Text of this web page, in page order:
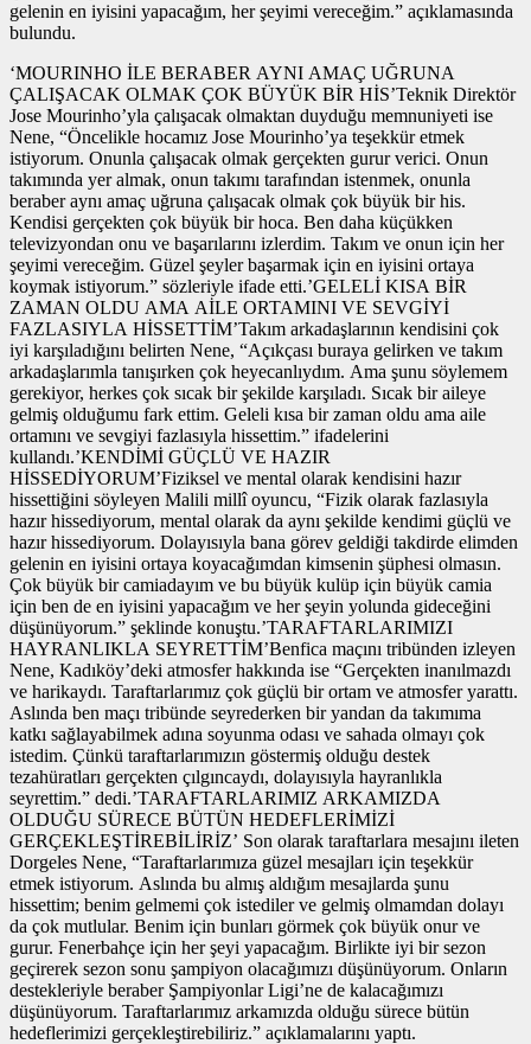
gelenin en iyisini yapacağım, her şeyimi vereceğim.” açıklamasında
bulundu.
‘MOURINHO İLE BERABER AYNI AMAÇ UĞRUNA
ÇALIŞACAK OLMAK ÇOK BÜYÜK BİR HİS’Teknik Direktör
Jose Mourinho’yla çalışacak olmaktan duyduğu memnuniyeti ise
Nene, “Öncelikle hocamız Jose Mourinho’ya teşekkür etmek
istiyorum. Onunla çalışacak olmak gerçekten gurur verici. Onun
takımında yer almak, onun takımı tarafından istenmek, onunla
beraber aynı amaç uğruna çalışacak olmak çok büyük bir his.
Kendisi gerçekten çok büyük bir hoca. Ben daha küçükken
televizyondan onu ve başarılarını izlerdim. Takım ve onun için her
şeyimi vereceğim. Güzel şeyler başarmak için en iyisini ortaya
koymak istiyorum.” sözleriyle ifade etti.’GELELİ KISA BİR
ZAMAN OLDU AMA AİLE ORTAMINI VE SEVGİYİ
FAZLASIYLA HİSSETTİM’Takım arkadaşlarının kendisini çok
iyi karşıladığını belirten Nene, “Açıkçası buraya gelirken ve takım
arkadaşlarımla tanışırken çok heyecanlıydım. Ama şunu söylemem
gerekiyor, herkes çok sıcak bir şekilde karşıladı. Sıcak bir aileye
gelmiş olduğumu fark ettim. Geleli kısa bir zaman oldu ama aile
ortamını ve sevgiyi fazlasıyla hissettim.” ifadelerini
kullandı.’KENDİMİ GÜÇLÜ VE HAZIR
HİSSEDİYORUM’Fiziksel ve mental olarak kendisini hazır
hissettiğini söyleyen Malili millî oyuncu, “Fizik olarak fazlasıyla
hazır hissediyorum, mental olarak da aynı şekilde kendimi güçlü ve
hazır hissediyorum. Dolayısıyla bana görev geldiği takdirde elimden
gelenin en iyisini ortaya koyacağımdan kimsenin şüphesi olmasın.
Çok büyük bir camiadayım ve bu büyük kulüp için büyük camia
için ben de en iyisini yapacağım ve her şeyin yolunda gideceğini
düşünüyorum.” şeklinde konuştu.’TARAFTARLARIMIZI
HAYRANLIKLA SEYRETTİM’Benfica maçını tribünden izleyen
Nene, Kadıköy’deki atmosfer hakkında ise “Gerçekten inanılmazdı
ve harikaydı. Taraftarlarımız çok güçlü bir ortam ve atmosfer yarattı.
Aslında ben maçı tribünde seyrederken bir yandan da takımıma
katkı sağlayabilmek adına soyunma odası ve sahada olmayı çok
istedim. Çünkü taraftarlarımızın göstermiş olduğu destek
tezahüratları gerçekten çılgıncaydı, dolayısıyla hayranlıkla
seyrettim.” dedi.’TARAFTARLARIMIZ ARKAMIZDA
OLDUĞU SÜRECE BÜTÜN HEDEFLERİMİZİ
GERÇEKLEŞTİREBİLİRİZ’ Son olarak taraftarlara mesajını ileten
Dorgeles Nene, “Taraftarlarımıza güzel mesajları için teşekkür
etmek istiyorum. Aslında bu almış aldığım mesajlarda şunu
hissettim; benim gelmemi çok istediler ve gelmiş olmamdan dolayı
da çok mutlular. Benim için bunları görmek çok büyük onur ve
gurur. Fenerbahçe için her şeyi yapacağım. Birlikte iyi bir sezon
geçirerek sezon sonu şampiyon olacağımızı düşünüyorum. Onların
destekleriyle beraber Şampiyonlar Ligi’ne de kalacağımızı
düşünüyorum. Taraftarlarımız arkamızda olduğu sürece bütün
hedeflerimizi gerçekleştirebiliriz.” açıklamalarını yaptı.